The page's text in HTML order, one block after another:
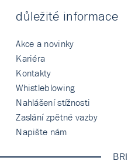
důležité informace
Akce a novinky
Kariéra
Kontakty
Whistleblowing
Nahlášení stížnosti
Zaslání zpětné vazby
Napište nám